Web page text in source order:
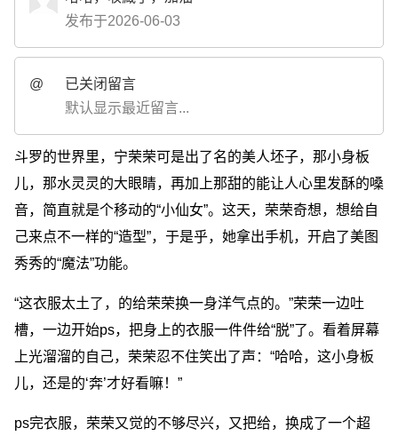
发布于2026-06-03
@
已关闭留言
默认显示最近留言...
斗罗的世界里，宁荣荣可是出了名的美人坯子，那小身板
儿，那水灵灵的大眼睛，再加上那甜的能让人心里发酥的嗓
音，简直就是个移动的“小仙女”。这天，荣荣奇想，想给自
己来点不一样的“造型”，于是乎，她拿出手机，开启了美图
秀秀的“魔法”功能。
“这衣服太土了，的给荣荣换一身洋气点的。”荣荣一边吐
槽，一边开始ps，把身上的衣服一件件给“脱”了。看着屏幕
上光溜溜的自己，荣荣忍不住笑出了声：“哈哈，这小身板
儿，还是的‘奔’才好看嘛！”
ps完衣服，荣荣又觉的不够尽兴，又把给，换成了一个超